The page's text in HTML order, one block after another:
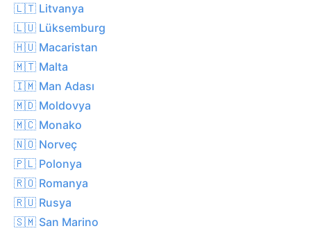
🇱🇹 Litvanya
🇱🇺 Lüksemburg
🇭🇺 Macaristan
🇲🇹 Malta
🇮🇲 Man Adası
🇲🇩 Moldovya
🇲🇨 Monako
🇳🇴 Norveç
🇵🇱 Polonya
🇷🇴 Romanya
🇷🇺 Rusya
🇸🇲 San Marino